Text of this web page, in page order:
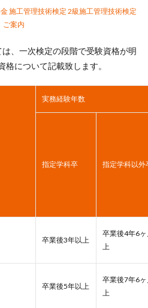
施工管理技術検定 2級施工管理技術検定
ご案内
、一次検定の段階で受験資格が明
について記載致します。
実務経験年数
指定学科卒 指定学科以外
卒業後3年以上
卒業後4年6
上
卒業後5年以上
卒業後7年6
上